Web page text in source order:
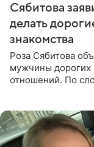
Сябитова
делать
знакомства
Роза Сябитова
мужчины дорогих
отношений. По